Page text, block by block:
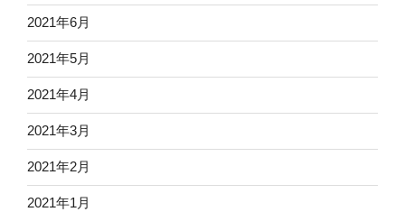
2021年6月
2021年5月
2021年4月
2021年3月
2021年2月
2021年1月